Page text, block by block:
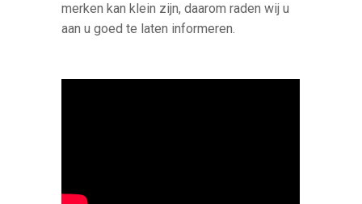
merken kan klein zijn, daarom raden wij u
aan u goed te laten informeren.